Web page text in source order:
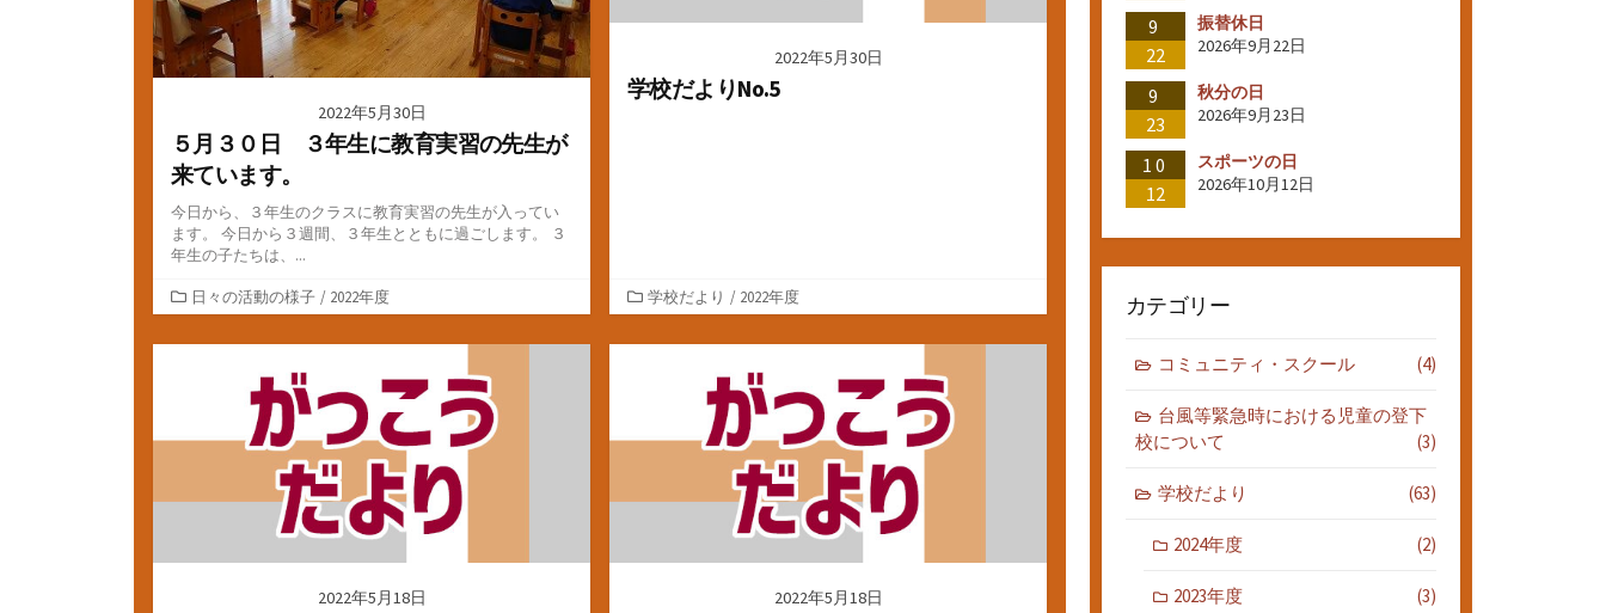
2022年5月30日
５月３０日 ３年生に教育実習の先生が
来ています。
今日から、３年生のクラスに教育実習の先生が入ってい
ます。 今日から３週間、３年生とともに過ごします。 ３
年生の子たちは、...
カ
テ
ゴ
日々の活動の様子 / 2022年度
2022年5月30日
学校だよりNo.5
カ
テ
ゴ
学校だより / 2022年度
2022年5月18日 2022年5月18日
9
22
振替休日
2026年9月22日
9
23
秋分の日
2026年9月23日
10
12
スポーツの日
2026年10月12日
カテゴリー
コミュニティ・スクール (4)
台風等緊急時における児童の登下
校について
(3)
学校だより (63)
2024年度 (2)
2023年度 (3)